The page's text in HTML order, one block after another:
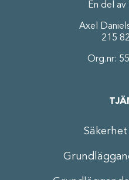
En del
Axel
215
Org.nr: